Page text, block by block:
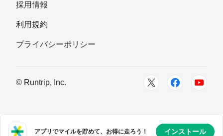
採用情報
利用規約
プライバシーポリシー
© Runtrip, Inc.
アプリでマイルを貯めて、お得に走ろう！ インストール